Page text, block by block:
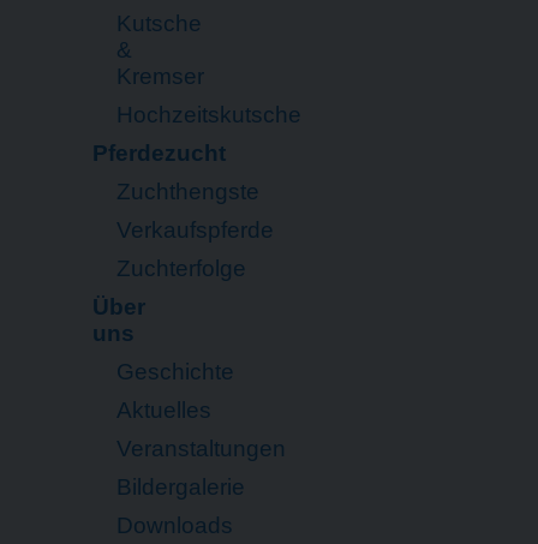
Kutsche
&
Kremser
Hochzeitskutsche
Pferdezucht
Zuchthengste
Verkaufspferde
Zuchterfolge
Über
uns
Geschichte
Aktuelles
Veranstaltungen
Bildergalerie
Downloads